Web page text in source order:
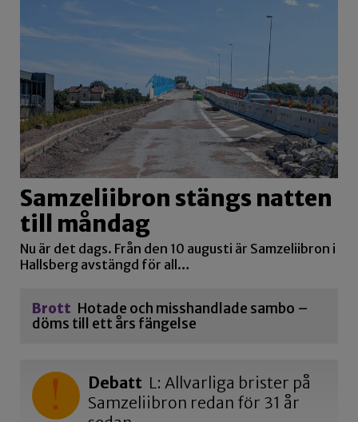
Samzeliibron stängs natten
till måndag
Nu är det dags. Från den 10 augusti är Samzeliibron i
Hallsberg avstängd för all…
Brott Hotade och misshandlade sambo –
döms till ett års fängelse
Debatt L: Allvarliga brister på
Samzeliibron redan för 31 år